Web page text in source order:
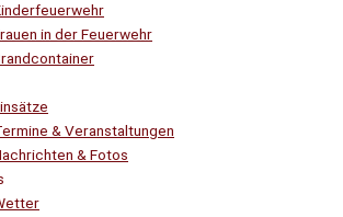
in der Feuerwehr
& Veranstaltungen
& Fotos